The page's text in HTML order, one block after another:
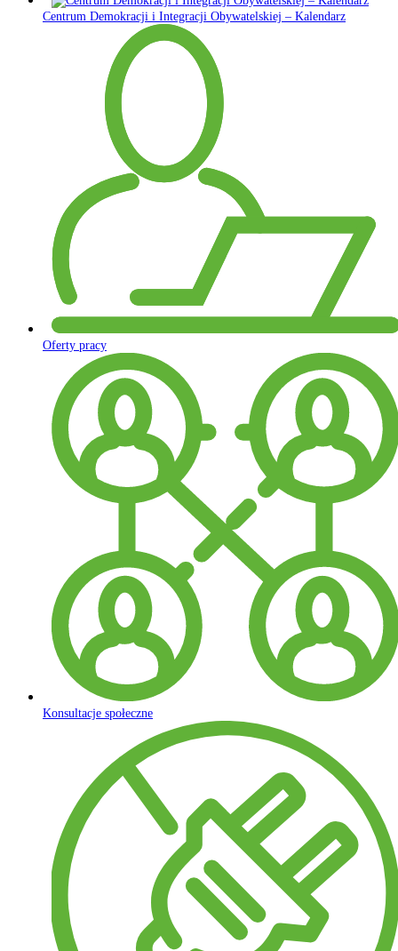
Centrum Demokracji i Integracji Obywatelskiej – Kalendarz
Oferty pracy
Konsultacje społeczne